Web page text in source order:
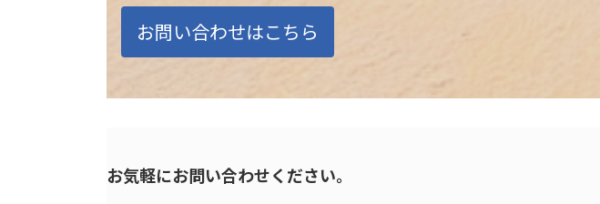
お問い合わせはこちら
お気軽にお問い合わせください。